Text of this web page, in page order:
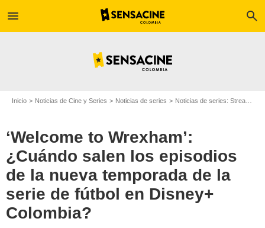
menu search
Inicio Noticias de Cine y Series Noticias de series Noticias de series: Streaming
‘Welcome to Wrexham’:
¿Cuándo salen los episodios
de la nueva temporada de la
serie de fútbol en Disney+
Colombia?
Disney+